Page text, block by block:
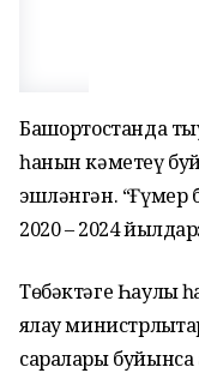
Башҡортостанда
һанын кәметеү
эшләнгән. “Ғүмер
2020 – 2024
Төбәктәге Һаулыҡ
яҡлау
саралары буйынса